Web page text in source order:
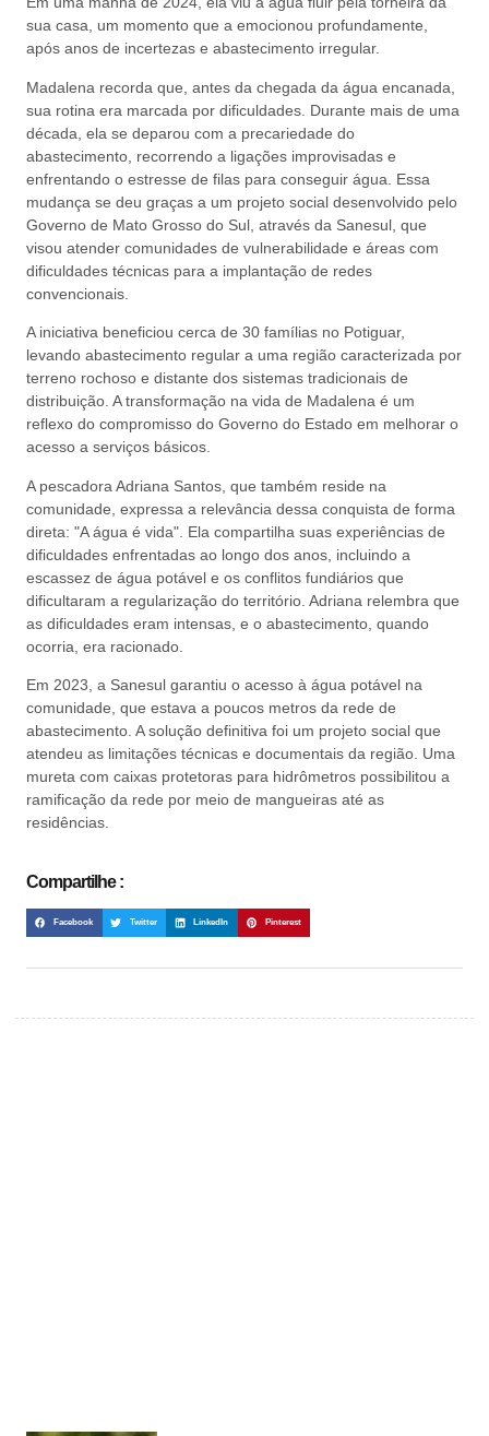
sua casa, um momento que a emocionou profundamente,
após anos de incertezas e abastecimento irregular.
Madalena recorda que, antes da chegada da água encanada,
sua rotina era marcada por dificuldades. Durante mais de uma
década, ela se deparou com a precariedade do
abastecimento, recorrendo a ligações improvisadas e
enfrentando o estresse de filas para conseguir água. Essa
mudança se deu graças a um projeto social desenvolvido pelo
Governo de Mato Grosso do Sul, através da Sanesul, que
visou atender comunidades de vulnerabilidade e áreas com
dificuldades técnicas para a implantação de redes
convencionais.
A iniciativa beneficiou cerca de 30 famílias no Potiguar,
levando abastecimento regular a uma região caracterizada por
terreno rochoso e distante dos sistemas tradicionais de
distribuição. A transformação na vida de Madalena é um
reflexo do compromisso do Governo do Estado em melhorar o
acesso a serviços básicos.
A pescadora Adriana Santos, que também reside na
comunidade, expressa a relevância dessa conquista de forma
direta: "A água é vida". Ela compartilha suas experiências de
dificuldades enfrentadas ao longo dos anos, incluindo a
escassez de água potável e os conflitos fundiários que
dificultaram a regularização do território. Adriana relembra que
as dificuldades eram intensas, e o abastecimento, quando
ocorria, era racionado.
Em 2023, a Sanesul garantiu o acesso à água potável na
comunidade, que estava a poucos metros da rede de
abastecimento. A solução definitiva foi um projeto social que
atendeu as limitações técnicas e documentais da região. Uma
mureta com caixas protetoras para hidrômetros possibilitou a
ramificação da rede por meio de mangueiras até as
residências.
Compartilhe :
Facebook Twitter LinkedIn Pinterest